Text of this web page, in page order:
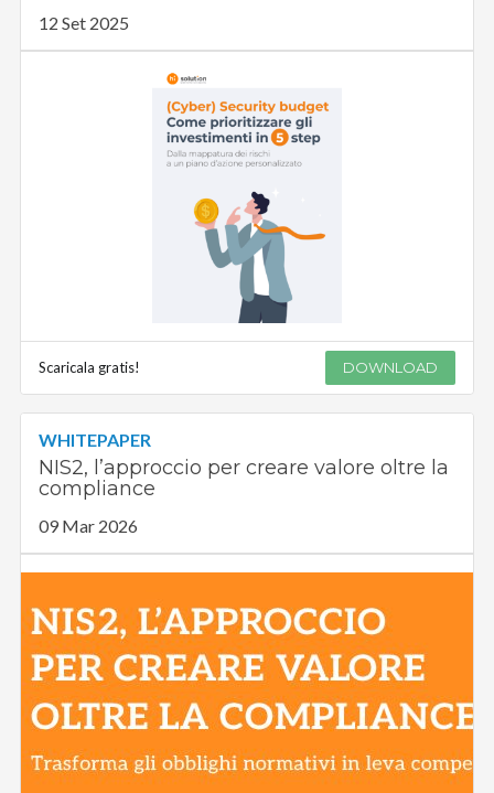
12 Set 2025
Scaricala gratis! DOWNLOAD
WHITEPAPER
NIS2, l’approccio per creare valore oltre la
compliance
09 Mar 2026